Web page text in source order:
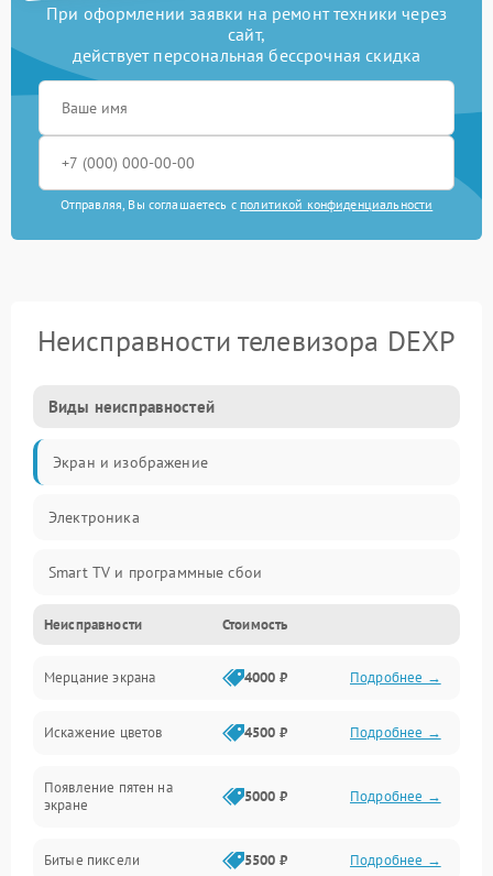
При оформлении заявки на ремонт техники через
сайт,
действует персональная бессрочная скидка
Отправляя, Вы соглашаетесь с политикой конфиденциальности
Неисправности телевизора DEXP
Виды неисправностей
Экран и изображение
Электроника
Smart TV и программные сбои
Питание и запуск
Подсветка и LED-модули
Звук и аудиосистема
Сигнал и приём каналов
Неисправности Стоимость
Мерцание экрана 4000 ₽ Подробнее →
Искажение цветов 4500 ₽ Подробнее →
Появление пятен на
экране
5000 ₽ Подробнее →
Битые пиксели 5500 ₽ Подробнее →